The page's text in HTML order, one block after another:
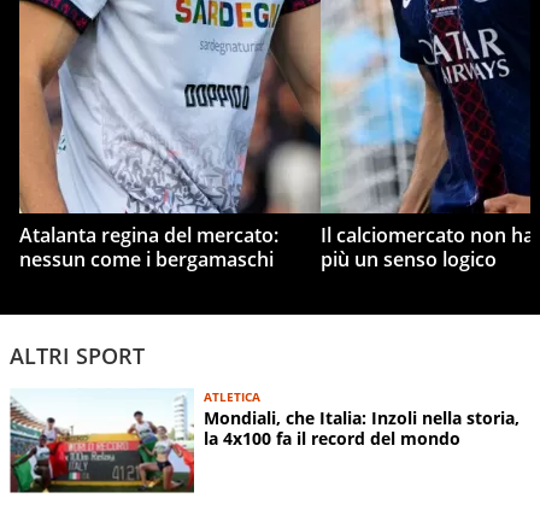
Atalanta regina del mercato:
nessun come i bergamaschi
Il calciomercato non
più un senso logico
ALTRI SPORT
ATLETICA
Mondiali, che Italia: Inzoli nella storia,
la 4x100 fa il record del mondo